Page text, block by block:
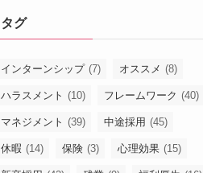
タグ
インターンシップ (7) オススメ (8)
ハラスメント (10) フレームワーク (40)
マネジメント (39) 中途採用 (45)
休暇 (14) 保険 (3) 心理効果 (15)